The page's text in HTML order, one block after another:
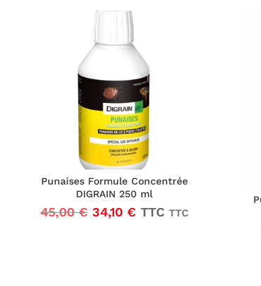
Punaises Formule Concentrée
DIGRAIN 250 ml
45,00€ Le
34,10 €Le
TTC TTC